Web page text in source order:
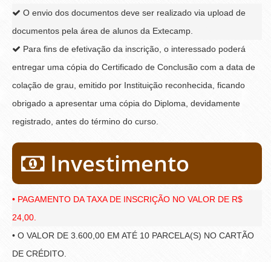
O envio dos documentos deve ser realizado via upload de
documentos pela área de alunos da Extecamp.
Para fins de efetivação da inscrição, o interessado poderá
entregar uma cópia do Certificado de Conclusão com a data de
colação de grau, emitido por Instituição reconhecida, ficando
obrigado a apresentar uma cópia do Diploma, devidamente
registrado, antes do término do curso.
Investimento
• PAGAMENTO DA TAXA DE INSCRIÇÃO NO VALOR DE R$
24,00.
• O VALOR DE 3.600,00 EM ATÉ 10 PARCELA(S) NO CARTÃO
DE CRÉDITO.